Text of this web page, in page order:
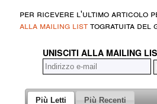
per ricevere l'ultimo articolo
alla mailing listtogratuita del
UNISCITI ALLA MAILING
Più Letti Più Recenti